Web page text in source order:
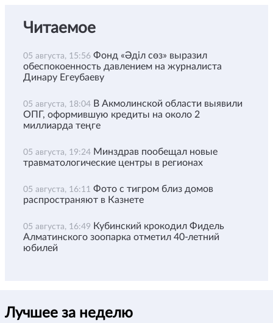
Читаемое
05 августа, 15:56 Фонд «Әділ сөз» выразил
обеспокоенность давлением на журналиста
Динару Егеубаеву
05 августа, 18:04 В Акмолинской области выявили
ОПГ, оформившую кредиты на около 2
миллиарда теңге
05 августа, 19:24 Минздрав пообещал новые
травматологические центры в регионах
05 августа, 16:11 Фото с тигром близ домов
распространяют в Казнете
05 августа, 16:49 Кубинский крокодил Фидель
Алматинского зоопарка отметил 40-летний
юбилей
Лучшее за неделю